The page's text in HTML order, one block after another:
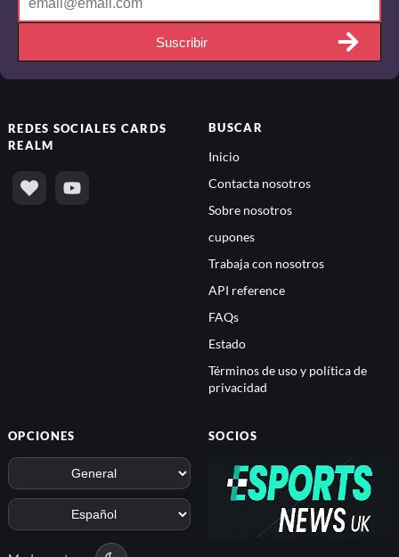
Suscribir
REDES SOCIALES CARDS
REALM
BUSCAR
Inicio
Contacta nosotros
Sobre nosotros
cupones
Trabaja con nosotros
API reference
FAQs
Estado
Términos de uso y política de
privacidad
OPCIONES SOCIOS